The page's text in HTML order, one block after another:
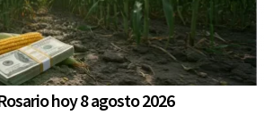
hoy 8 agosto 2026